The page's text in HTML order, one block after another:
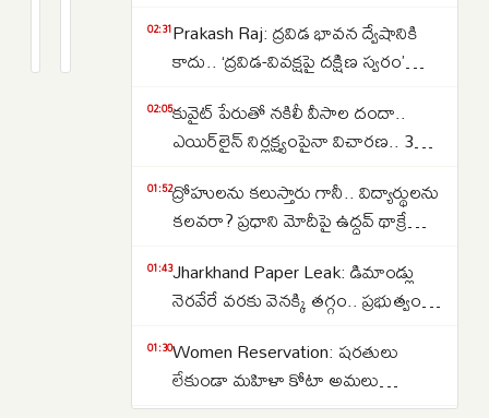
దుబాయ్
ప్రమాదం..02:31Prakash Raj: ద్రవిడ భావన ద్వేషానికి
కాదు.. ‘ద్రవిడ-వివక్షపై దక్షిణ స్వరం’
02:05కువైట్ పేరుతో నకిలీ వీసాల దందా..
ఎయిర్‌లైన్ నిర్లక్ష్యంపైనా విచారణ.. 39
01:52ద్రోహులను కలుస్తారు గానీ.. విద్యార్థులను
కలవరా? ప్రధాని మోదీపై ఉద్ధవ్ థాక్రే
01:43Jharkhand Paper Leak: డిమాండ్లు
నెరవేరే వరకు వెనక్కి తగ్గం.. ప్రభుత్వంతో
01:30Women Reservation: షరతులు
లేకుండా మహిళా కోటా అమలు
చేయాలి.. రాహుల్ గాంధీ డిమాండ్